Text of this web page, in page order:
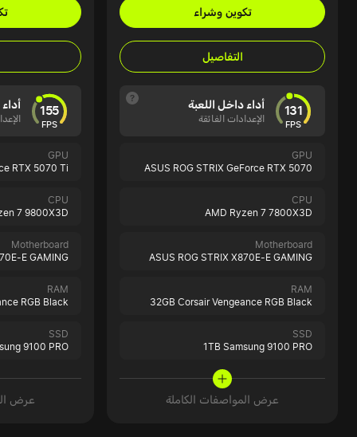
تكوين وشراء
التفاصيل
131
FPS
أداء داخل اللعبة
الإعدادات الفائقة
GPU
ASUS ROG STRIX GeForce RTX 5070
CPU
AMD Ryzen 7 7800X3D
Motherboard
ASUS ROG STRIX X870E-E GAMING
RAM
32GB Corsair Vengeance RGB Black
SSD
1TB Samsung 9100 PRO
عرض المواصفات الكاملة
155
FPS
GPU
RTX 5070 Ti
CPU
7 9800X3D
Motherboard
E GAMING
RAM
RGB Black
SSD
9100 PRO
عرض